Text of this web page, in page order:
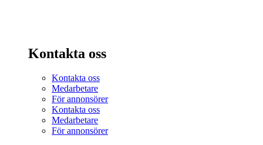
Kontakta oss
Kontakta oss
Medarbetare
För annonsörer
Kontakta oss
Medarbetare
För annonsörer